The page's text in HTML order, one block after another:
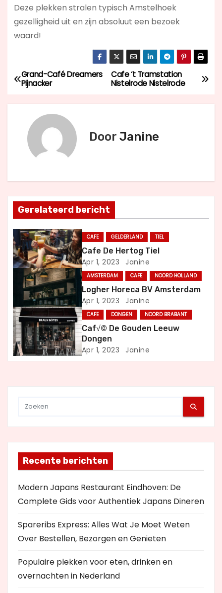
Deze plekken stralen typisch Amstelhoek
gezelligheid uit en zijn absoluut een bezoek
waard!
B
e
h
t
n
a
v
g
a
t
Cafe ‘t Tramstation
Nistelrode Nistelrode
Grand-Café Dreamers
Pijnacker
Door Janine
Gerelateerd bericht
CAFE GELDERLAND TIEL
Cafe De Hertog Tiel
Apr 1, 2023 Janine
AMSTERDAM CAFE NOORD HOLLAND
Logher Horeca BV Amsterdam
Apr 1, 2023 Janine
CAFE DONGEN NOORD BRABANT
Caf√© De Gouden Leeuw
Dongen
Apr 1, 2023 Janine
Recente berichten
Modern Japans Restaurant Eindhoven: De
Complete Gids voor Authentiek Japans Dineren
Spareribs Express: Alles Wat Je Moet Weten
Over Bestellen, Bezorgen en Genieten
Populaire plekken voor eten, drinken en
overnachten in Nederland